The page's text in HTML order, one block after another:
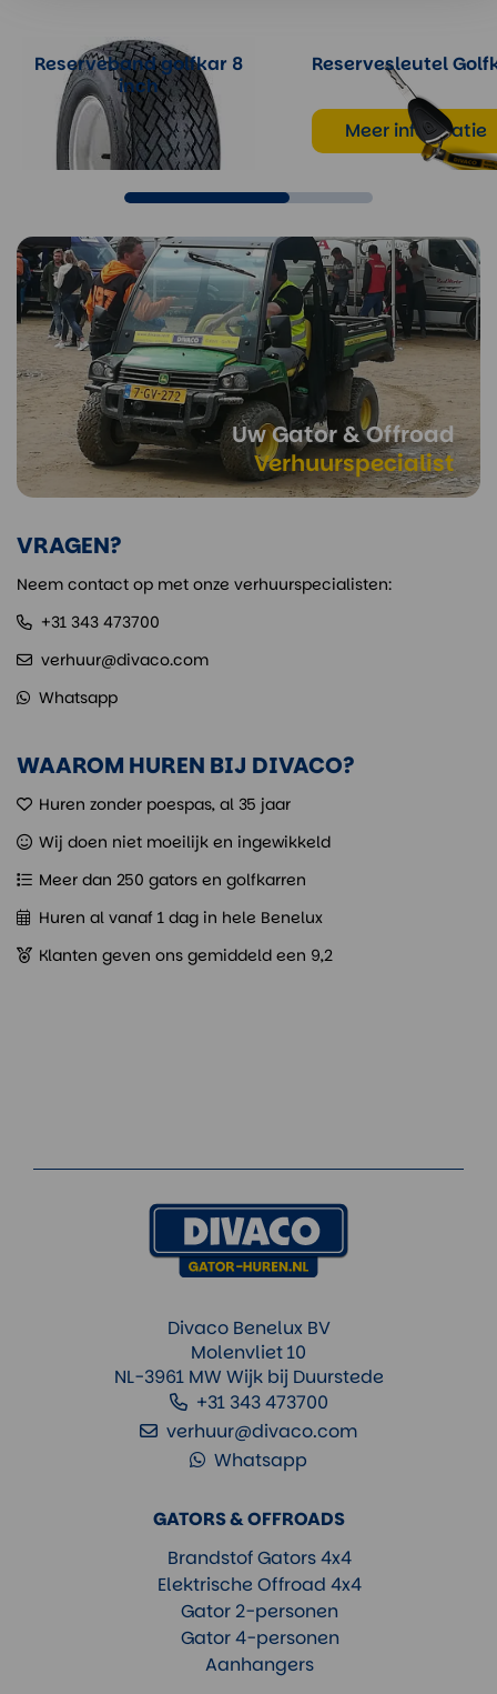
Reserveband golfkar 8
inch
Meer informatie
Reservesleutel
Meer informatie
Uw Gator & Offroad
Verhuurspecialist
VRAGEN?
Neem contact op met onze verhuurspecialisten:
+31 343 473700
verhuur@divaco.com
Whatsapp
WAAROM HUREN BIJ DIVACO?
Huren zonder poespas, al 35 jaar
Wij doen niet moeilijk en ingewikkeld
Meer dan 250 gators en golfkarren
Huren al vanaf 1 dag in hele Benelux
Klanten geven ons gemiddeld een 9,2
GATORS & OFFROADS
Brandstof Gators 4x4
Elektrische Offroad 4x4
Gator 2-personen
Gator 4-personen
Aanhangers
Divaco Benelux BV
Molenvliet 10
NL-3961 MW Wijk bij Duurstede
+31 343 473700
verhuur@divaco.com
Whatsapp